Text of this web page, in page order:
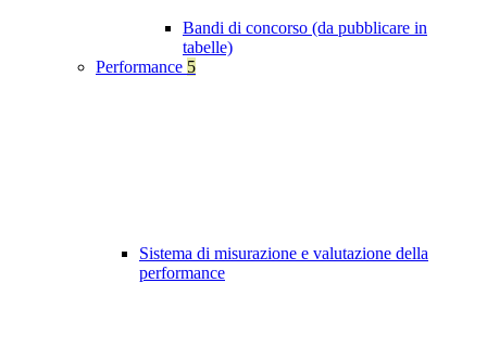
Bandi di concorso (da pubblicare in
tabelle)
Performance 5
Sistema di misurazione e valutazione della
performance